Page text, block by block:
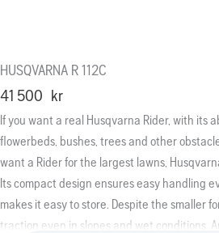
HUSQVARNA R 112C
41 500 kr
If you want a real Husqvarna Rider, with its
flowerbeds, bushes, trees and other
want a Rider for the largest lawns,
Its compact design ensures easy handling
makes it easy to store. Despite the smaller
traction even in slopes and wet conditions.